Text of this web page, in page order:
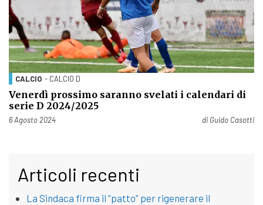
CALCIO - CALCIO D
Venerdì prossimo saranno svelati i calendari di
serie D 2024/2025
Pubblicato il
6 Agosto 2024 di Guido Casotti
Articoli recenti
La Sindaca firma il “patto” per rigenerare il